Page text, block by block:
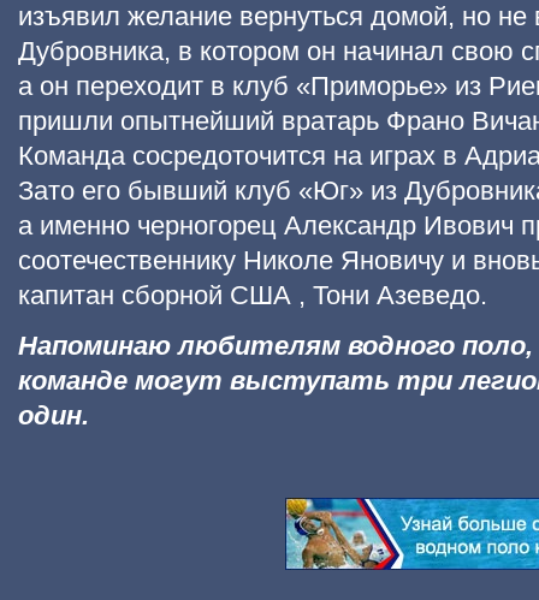
изъявил желание вернуться домой, но не
Дубровника, в котором он начинал свою
а он переходит в клуб «Приморье» из
пришли опытнейший вратарь Франо
Команда сосредоточится на играх в
Зато его бывший клуб «Юг» из
а именно черногорец Александр Ивович
соотечественнику Николе Яновичу и
капитан сборной США , Тони Азеведо.
Напоминаю любителям водного
команде могут выступать три
один.